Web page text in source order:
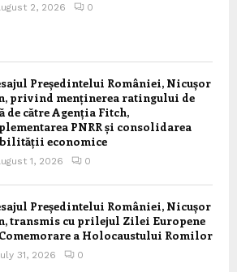
2, 2026 0
Președintelui României, Nicușor
privind menținerea ratingului de
de către Agenția Fitch,
PNRR și consolidarea
economice
1, 2026 0
Președintelui României, Nicușor
transmis cu prilejul Zilei Europene
a Holocaustului Romilor
31, 2026 0